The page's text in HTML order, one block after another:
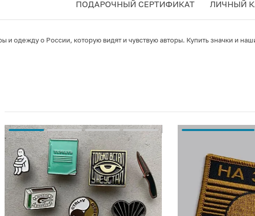
ПОДАРОЧНЫЙ СЕРТИФИКАТ ЛИЧНЫЙ
и одежду о России, которую видят и чувствую авторы. Купить значки и